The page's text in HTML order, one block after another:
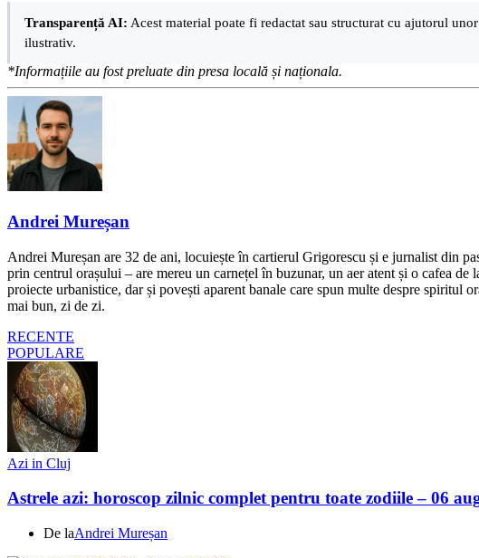
Transparență AI: Acest material poate fi redactat sau structurat cu ajutorul
ilustrativ.
*Informațiile au fost preluate din presa locală și naționala.
Andrei Mureșan
Andrei Mureșan are 32 de ani, locuiește în cartierul Grigorescu și e jurnalist din
prin centrul orașului – are mereu un carnețel în buzunar, un aer atent și o cafea
proiecte urbanistice, dar și povești aparent banale care spun multe despre spiritul
mai bun, zi de zi.
RECENTE
POPULARE
Azi in Cluj
Astrele azi: horoscop zilnic complet pentru toate zodiile – 06
De laAndrei Mureșan